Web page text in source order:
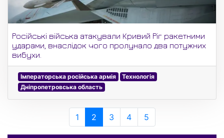
Російські війська атакували Кривий Ріг ракетними
ударами, внаслідок чого пролунало два потужних
вибухи.
Імператорська російська армія
Технологія
Дніпропетровська область
1 2 3 4 5